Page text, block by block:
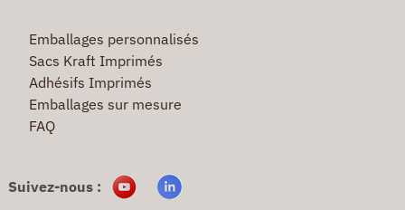
Emballages personnalisés
Sacs Kraft Imprimés
Adhésifs Imprimés
Emballages sur mesure
FAQ
Suivez-nous :